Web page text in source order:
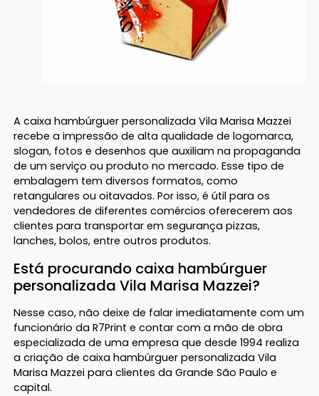
A caixa hambúrguer personalizada Vila Marisa Mazzei
recebe a impressão de alta qualidade de logomarca,
slogan, fotos e desenhos que auxiliam na propaganda
de um serviço ou produto no mercado. Esse tipo de
embalagem tem diversos formatos, como
retangulares ou oitavados. Por isso, é útil para os
vendedores de diferentes comércios oferecerem aos
clientes para transportar em segurança pizzas,
lanches, bolos, entre outros produtos.
Está procurando caixa hambúrguer
personalizada Vila Marisa Mazzei?
Nesse caso, não deixe de falar imediatamente com um
funcionário da R7Print e contar com a mão de obra
especializada de uma empresa que desde 1994 realiza
a criação de caixa hambúrguer personalizada Vila
Marisa Mazzei para clientes da Grande São Paulo e
capital.